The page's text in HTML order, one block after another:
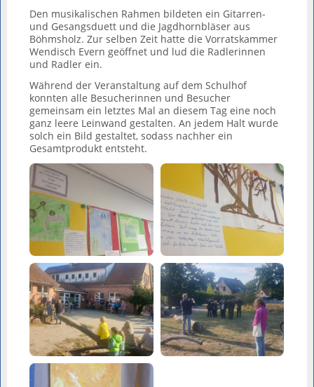
Den musikalischen Rahmen bildeten ein Gitarren-
und Gesangsduett und die Jagdhornbläser aus
Böhmsholz. Zur selben Zeit hatte die Vorratskammer
Wendisch Evern geöffnet und lud die Radlerinnen
und Radler ein.
Während der Veranstaltung auf dem Schulhof
konnten alle Besucherinnen und Besucher
gemeinsam ein letztes Mal an diesem Tag eine noch
ganz leere Leinwand gestalten. An jedem Halt wurde
solch ein Bild gestaltet, sodass nachher ein
Gesamtprodukt entsteht.